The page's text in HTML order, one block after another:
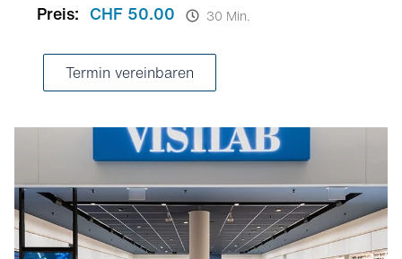
Preis: CHF 50.00 30 Min.
Termin vereinbaren